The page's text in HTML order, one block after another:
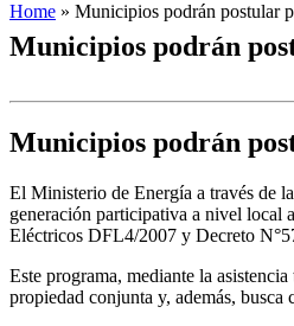
Home » Municipios podrán postular
Municipios podrán
Municipios podrán
El Ministerio de Energía a través de
generación participativa a nivel local
Eléctricos DFL4/2007 y Decreto
Este programa, mediante la
propiedad conjunta y, además, busca